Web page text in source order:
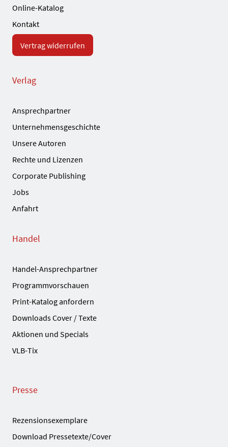
Online-Katalog
Kontakt
Vertrag widerrufen
Verlag
Ansprechpartner
Unternehmensgeschichte
Unsere Autoren
Rechte und Lizenzen
Corporate Publishing
Jobs
Anfahrt
Handel
Handel-Ansprechpartner
Programmvorschauen
Print-Katalog anfordern
Downloads Cover / Texte
Aktionen und Specials
VLB-Tix
Presse
Rezensionsexemplare
Download Pressetexte/Cover